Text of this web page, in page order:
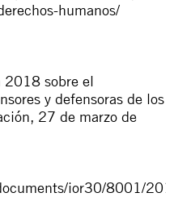
humanos/
2018 sobre el
y defensoras de los
27 de marzo de
ior30/8001/